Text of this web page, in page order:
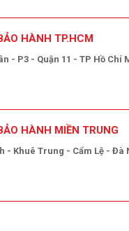
HÀNH TP.HCM
- P3 - Quận 11 - TP Hồ Chí
HÀNH MIỀN TRUNG
- Khuê Trung - Cẩm Lệ - Đà